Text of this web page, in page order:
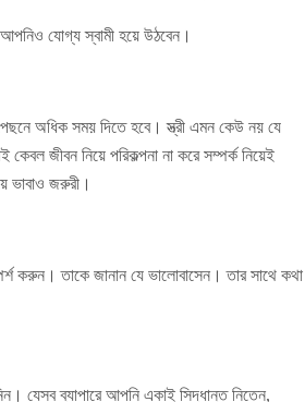
যোগ্য স্বামী হয়ে উঠবেন।
অধিক সময় দিতে হবে। স্ত্রী এমন কেউ নয় যে
জীবন নিয়ে পরিকল্পনা না করে সম্পর্ক নিয়েই
ভাবাও জরুরী।
করুন। তাকে জানান যে ভালোবাসেন। তার সাথে কথা
যেসব ব্যাপারে আপনি একাই সিদ্ধান্ত নিতেন,